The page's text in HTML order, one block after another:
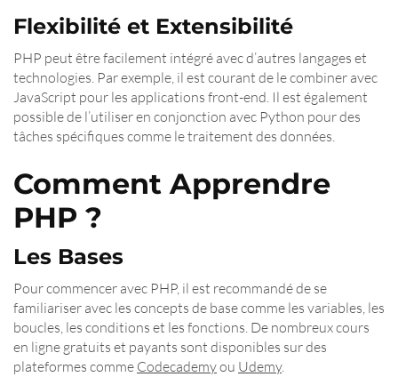
Flexibilité et Extensibilité
PHP peut être facilement intégré avec d’autres langages et
technologies. Par exemple, il est courant de le combiner avec
JavaScript pour les applications front-end. Il est également
possible de l’utiliser en conjonction avec Python pour des
tâches spécifiques comme le traitement des données.
Comment Apprendre
PHP ?
Les Bases
Pour commencer avec PHP, il est recommandé de se
familiariser avec les concepts de base comme les variables, les
boucles, les conditions et les fonctions. De nombreux cours
en ligne gratuits et payants sont disponibles sur des
plateformes comme Codecademyou Udemy.